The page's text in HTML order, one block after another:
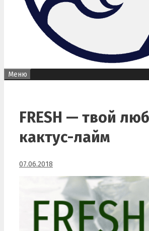
Меню
FRESH — твой
кактус-лайм
07.06.2018